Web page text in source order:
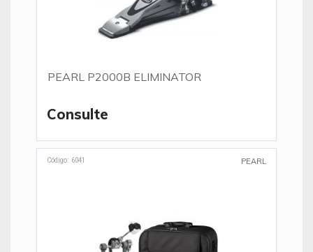
PEARL P2000B ELIMINATOR
Consulte
Código: 6041 PEARL